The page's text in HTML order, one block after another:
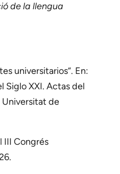
de la llengua
universitarios“. En:
Siglo XXI. Actas del
Universitat de
III Congrés